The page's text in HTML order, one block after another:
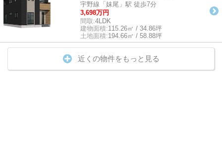
宇野線「妹尾」駅 徒歩7分
3,698万円
間取:4LDK
建物面積:115.26㎡ / 34.86坪
土地面積:194.66㎡ / 58.88坪
近くの物件をもっと見る